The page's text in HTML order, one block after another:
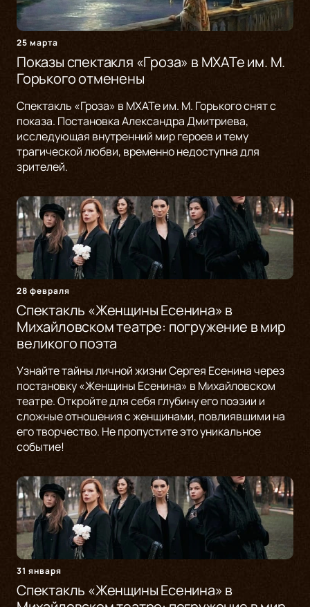
25 марта
Показы спектакля «Гроза» в МХАТе им. М.
Горького отменены
Спектакль «Гроза» в МХАТе им. М. Горького снят с
показа. Постановка Александра Дмитриева,
исследующая внутренний мир героев и тему
трагической любви, временно недоступна для
зрителей.
28 февраля
Спектакль «Женщины Есенина» в
Михайловском театре: погружение в мир
великого поэта
Узнайте тайны личной жизни Сергея Есенина через
постановку «Женщины Есенина» в Михайловском
театре. Откройте для себя глубину его поэзии и
сложные отношения с женщинами, повлиявшими на
его творчество. Не пропустите это уникальное
событие!
31 января
Спектакль «Женщины Есенина» в